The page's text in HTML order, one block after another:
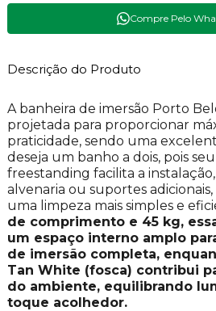
Compre Pelo
Descrição do Produto
A banheira de imersão Porto
projetada para proporcionar
praticidade, sendo uma
deseja um banho a dois, pois
freestanding facilita a
alvenaria ou suportes
uma limpeza mais simples e
de comprimento e 45 kg,
um espaço interno amplo
de imersão completa,
Tan White (fosca) contribui
do ambiente, equilibrando
toque acolhedor.